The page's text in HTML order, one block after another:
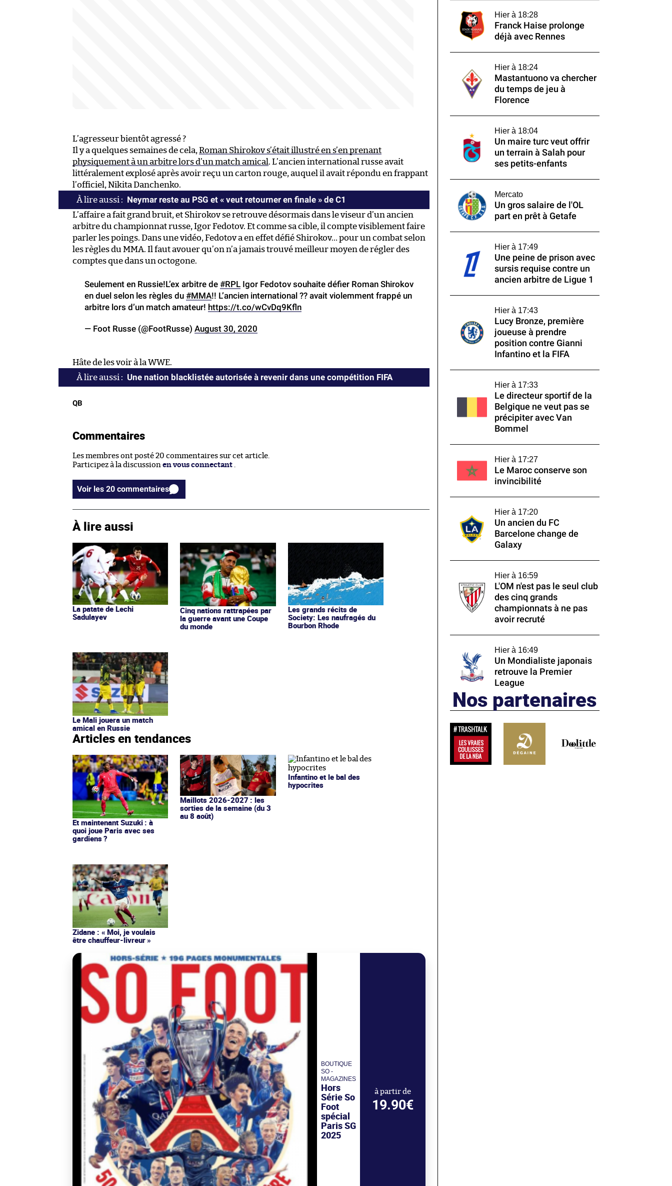
L’agresseur bientôt agressé ?
Il y a quelques semaines de cela, Roman Shirokov s’était illustré en s’en prenant
physiquement à un arbitre lors d’un match amical. L’ancien international russe avait
littéralement explosé après avoir reçu un carton rouge, auquel il avait répondu en frappant
l’officiel, Nikita Danchenko.
Neymar reste au PSG et « veut retourner en finale » de C1
L’affaire a fait grand bruit, et Shirokov se retrouve désormais dans le viseur d’un ancien
arbitre du championnat russe, Igor Fedotov. Et comme sa cible, il compte visiblement faire
parler les poings. Dans une vidéo, Fedotov a en effet défié Shirokov… pour un combat selon
les règles du MMA. Il faut avouer qu’on n’a jamais trouvé meilleur moyen de régler des
comptes que dans un octogone.
Seulement en Russie!L’ex arbitre de #RPL Igor Fedotov souhaite défier Roman Shirokov
en duel selon les règles du #MMA!! L’ancien international ?? avait violemment frappé un
arbitre lors d’un match amateur! https://t.co/wCvDq9Kfln
— Foot Russe (@FootRusse) August 30, 2020
Hâte de les voir à la WWE.
Une nation blacklistée autorisée à revenir dans une compétition FIFA
QB
Commentaires
Les membres ont posté 20 commentaires sur cet article.
Participez à la discussion en vous connectant .
Voir les 20 commentaires
À lire aussi
La patate de Lechi
Sadulayev
Cinq nations rattrapées par
la guerre avant une Coupe
du monde
Les grands récits de
Society: Les naufragés du
Bourbon Rhode
Le Mali jouera un match
amical en Russie
Articles en tendances
Et maintenant Suzuki : à
quoi joue Paris avec ses
gardiens ?
Maillots 2026-2027 : les
sorties de la semaine (du 3
au 8 août)
Infantino et le bal des
hypocrites
Zidane : « Moi, je voulais
être chauffeur-livreur »
BOUTIQUE
SO -
MAGAZINES
Hors
Série So
Foot
spécial
Paris SG
2025
à partir de
19.90€
Hier à 18:28
Franck Haise prolonge
déjà avec Rennes
Hier à 18:24
Mastantuono va chercher
du temps de jeu à
Florence
Hier à 18:04
Un maire turc veut offrir
un terrain à Salah pour
ses petits-enfants
Mercato
Un gros salaire de l'OL
part en prêt à Getafe
Hier à 17:49
Une peine de prison avec
sursis requise contre un
ancien arbitre de Ligue 1
Hier à 17:43
Lucy Bronze, première
joueuse à prendre
position contre Gianni
Infantino et la FIFA
Hier à 17:33
Le directeur sportif de la
Belgique ne veut pas se
précipiter avec Van
Bommel
Hier à 17:27
Le Maroc conserve son
invincibilité
Hier à 17:20
Un ancien du FC
Barcelone change de
Galaxy
Hier à 16:59
L'OM n'est pas le seul club
des cinq grands
championnats à ne pas
avoir recruté
Hier à 16:49
Un Mondialiste japonais
retrouve la Premier
League
Nos partenaires